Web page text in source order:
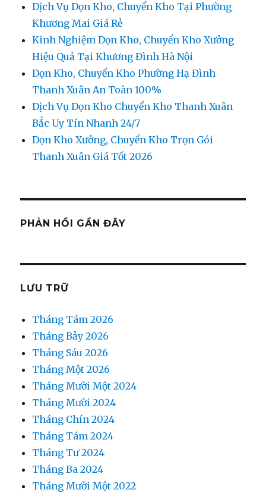
Dịch Vụ Dọn Kho, Chuyển Kho Tại Phường
Khương Mai Giá Rẻ
Kinh Nghiệm Dọn Kho, Chuyển Kho Xưởng
Hiệu Quả Tại Khương Đình Hà Nội
Dọn Kho, Chuyển Kho Phường Hạ Đình
Thanh Xuân An Toàn 100%
Dịch Vụ Dọn Kho Chuyển Kho Thanh Xuân
Bắc Uy Tín Nhanh 24/7
Dọn Kho Xưởng, Chuyển Kho Trọn Gói
Thanh Xuân Giá Tốt 2026
PHẢN HỒI GẦN ĐÂY
LƯU TRỮ
Tháng Tám 2026
Tháng Bảy 2026
Tháng Sáu 2026
Tháng Một 2026
Tháng Mười Một 2024
Tháng Mười 2024
Tháng Chín 2024
Tháng Tám 2024
Tháng Tư 2024
Tháng Ba 2024
Tháng Mười Một 2022